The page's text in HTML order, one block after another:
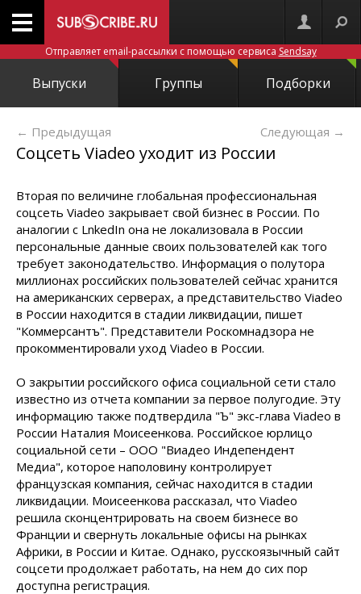
Отправляет email-рассылки с помощью сервиса Sendsay
Выпуски Группы Подборки
← Предыдущая Следующая →
Соцсеть Viadeo уходит из России
Вторая по величине глобальная профессиональная
соцсеть Viadeo закрывает свой бизнес в России. По
аналогии с LnkedIn она не локализовала в России
персональные данные своих пользователей как того
требует законодательство. Информация о полутора
миллионах российских пользователей сейчас хранится
на американских серверах, а представительство Viadeo
в России находится в стадии ликвидации, пишет
"Коммерсантъ". Представители Роскомнадзора не
прокомментировали уход Viadeo в России.
О закрытии российского офиса социальной сети стало
известно из отчета компании за первое полугодие. Эту
информацию также подтвердила "Ъ" экс-глава Viadeo в
России Наталия Моисеенкова. Российское юрлицо
социальной сети – ООО "Виадео Индепендент
Медиа", которое наполовину контролирует
французская компания, сейчас находится в стадии
ликвидации. Моисеенкова рассказал, что Viadeo
решила сконцентрировать на своем бизнесе во
Франции и свернуть локальные офисы на рынках
Африки, в России и Китае. Однако, русскоязычный сайт
соцсети продолжает работать, на нем до сих пор
доступна регистрация.